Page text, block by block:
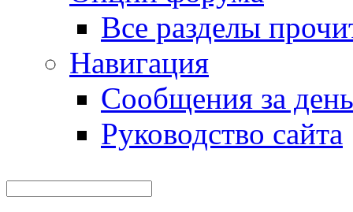
Все разделы
Навигация
Сообщения за день
Руководство сайта